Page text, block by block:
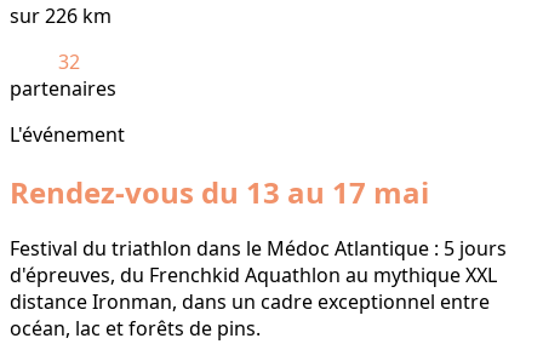
sur 226 km
32
partenaires
L'événement
Rendez-vous du 13 au 17 mai
Festival du triathlon dans le Médoc Atlantique : 5 jours
d'épreuves, du Frenchkid Aquathlon au mythique XXL
distance Ironman, dans un cadre exceptionnel entre
océan, lac et forêts de pins.